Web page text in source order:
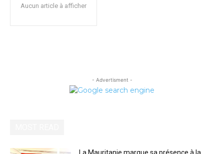
Aucun article à afficher
- Advertisment -